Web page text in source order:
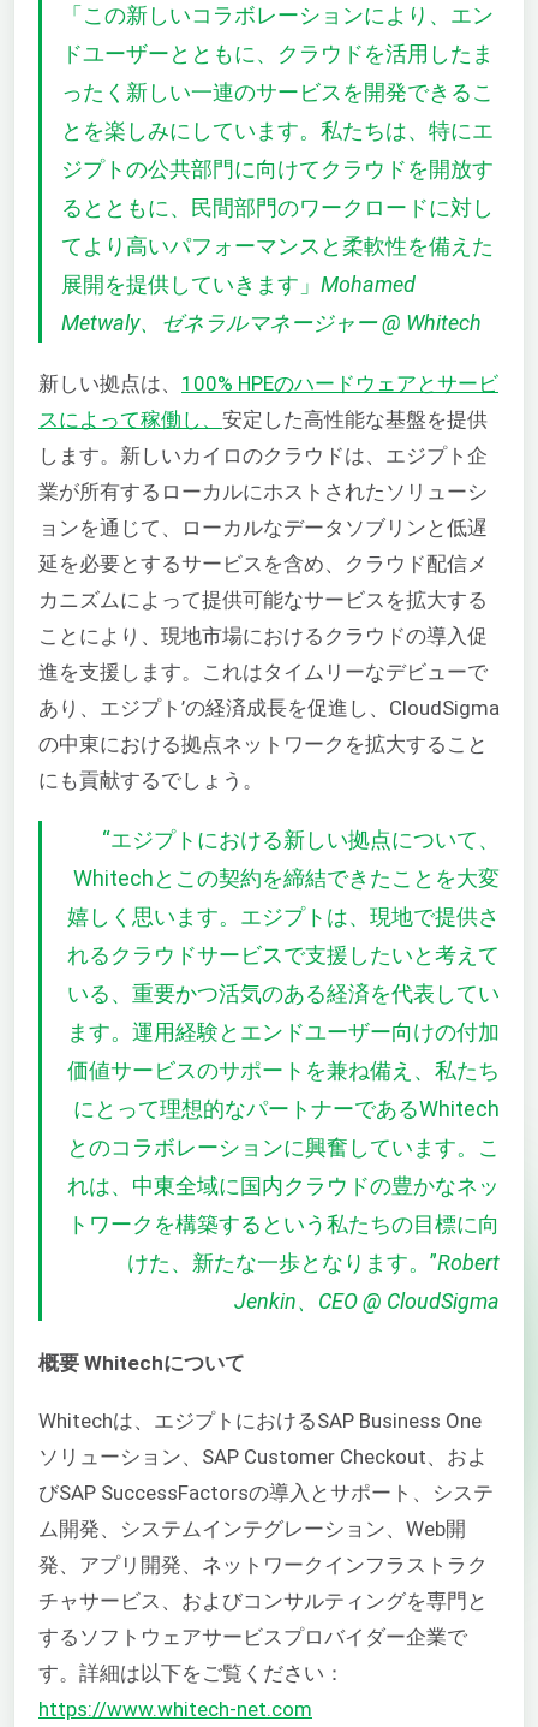
「この新しいコラボレーションにより、エン
ドユーザーとともに、クラウドを活用したま
ったく新しい一連のサービスを開発できるこ
とを楽しみにしています。私たちは、特にエ
ジプトの公共部門に向けてクラウドを開放す
るとともに、民間部門のワークロードに対し
てより高いパフォーマンスと柔軟性を備えた
展開を提供していきます」 Mohamed
Metwaly、ゼネラルマネージャー @ Whitech
新しい拠点は、 100% HPEのハードウェアとサービ
スによって稼働し、 安定した高性能な基盤を提供
します。新しいカイロのクラウドは、エジプト企
業が所有するローカルにホストされたソリューシ
ョンを通じて、ローカルなデータソブリンと低遅
延を必要とするサービスを含め、クラウド配信メ
カニズムによって提供可能なサービスを拡大する
ことにより、現地市場におけるクラウドの導入促
進を支援します。これはタイムリーなデビューで
あり、エジプト’の経済成長を促進し、CloudSigma
の中東における拠点ネットワークを拡大すること
にも貢献するでしょう。
“エジプトにおける新しい拠点について、
Whitechとこの契約を締結できたことを大変
嬉しく思います。エジプトは、現地で提供さ
れるクラウドサービスで支援したいと考えて
いる、重要かつ活気のある経済を代表してい
ます。運用経験とエンドユーザー向けの付加
価値サービスのサポートを兼ね備え、私たち
にとって理想的なパートナーであるWhitech
とのコラボレーションに興奮しています。こ
れは、中東全域に国内クラウドの豊かなネッ
トワークを構築するという私たちの目標に向
けた、新たな一歩となります。 ”Robert
Jenkin、CEO @ CloudSigma
概要 Whitechについて
Whitechは、エジプトにおけるSAP Business One
ソリューション、SAP Customer Checkout、およ
びSAP SuccessFactorsの導入とサポート、システ
ム開発、システムインテグレーション、Web開
発、アプリ開発、ネットワークインフラストラク
チャサービス、およびコンサルティングを専門と
するソフトウェアサービスプロバイダー企業で
す。詳細は以下をご覧ください：
https://www.whitech-net.com